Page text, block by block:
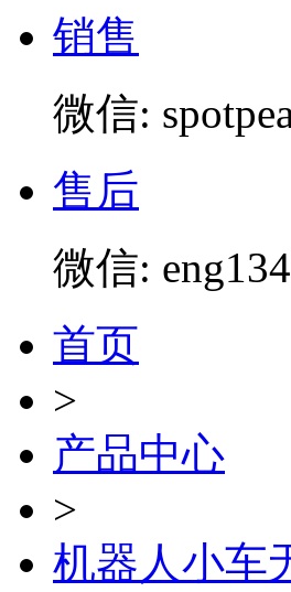
销售
微信:
售后
微信:
首页
>
产品中心
>
机器人小车